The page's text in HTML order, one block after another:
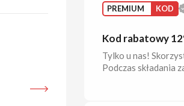
PREMIUM KOD
Kod rabatowy
Tylko u nas!
Podczas składania